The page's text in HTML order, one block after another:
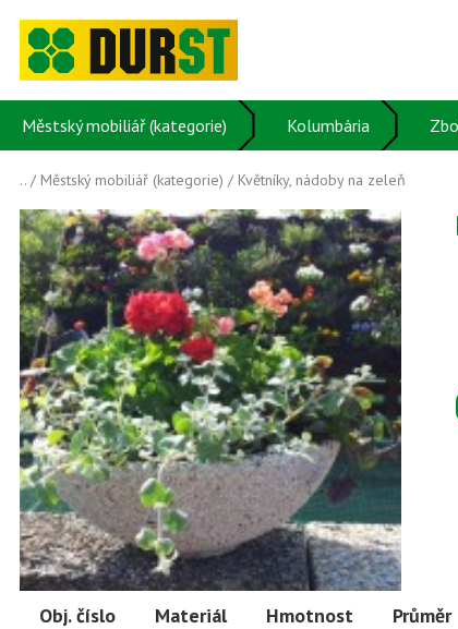
Městský mobiliář (kategorie) Kolumbária
.. / Městský mobiliář (kategorie) / Květníky, nádoby na zeleň
Obj. číslo Materiál Hmotnost Průměr